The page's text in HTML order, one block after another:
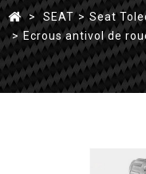
> SEAT > Seat
> Ecrous antivol de